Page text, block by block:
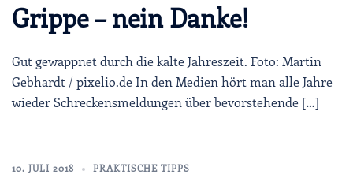
Grippe – nein Danke!
Gut gewappnet durch die kalte Jahreszeit. Foto: Martin
Gebhardt / pixelio.de In den Medien hört man alle Jahre
wieder Schreckensmeldungen über bevorstehende […]
10. JULI 2018 PRAKTISCHE TIPPS